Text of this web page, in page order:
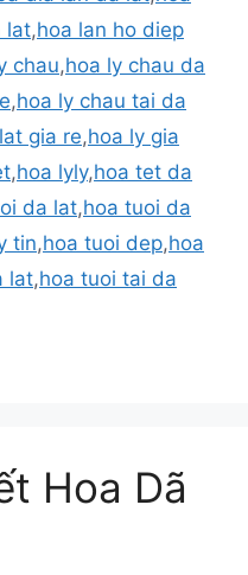
lat,hoa lan ho diep
chau,hoa ly chau da
,hoa ly chau tai da
gia re,hoa ly gia
,hoa lyly,hoa tet da
da lat,hoa tuoi da
tin,hoa tuoi dep,hoa
lat,hoa tuoi tai da
Hoa Dã